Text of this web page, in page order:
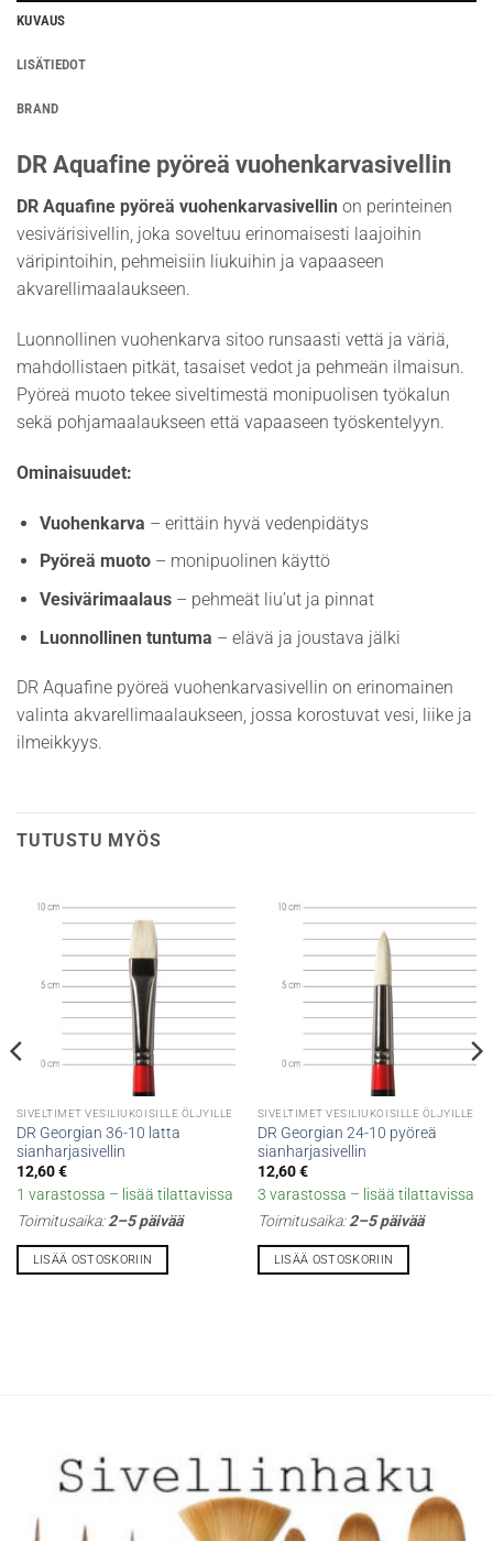
KUVAUS
LISÄTIEDOT
BRAND
DR Aquafine pyöreä vuohenkarvasivellin
DR Aquafine pyöreä vuohenkarvasivellin on perinteinen
vesivärisivellin, joka soveltuu erinomaisesti laajoihin
väripintoihin, pehmeisiin liukuihin ja vapaaseen
akvarellimaalaukseen.
Luonnollinen vuohenkarva sitoo runsaasti vettä ja väriä,
mahdollistaen pitkät, tasaiset vedot ja pehmeän ilmaisun.
Pyöreä muoto tekee siveltimestä monipuolisen työkalun
sekä pohjamaalaukseen että vapaaseen työskentelyyn.
Ominaisuudet:
Vuohenkarva – erittäin hyvä vedenpidätys
Pyöreä muoto– monipuolinen käyttö
Vesivärimaalaus– pehmeät liu’ut ja pinnat
Luonnollinen tuntuma – elävä ja joustava jälki
DR Aquafine pyöreä vuohenkarvasivellin on erinomainen
valinta akvarellimaalaukseen, jossa korostuvat vesi, liike ja
ilmeikkyys.
TUTUSTU MYÖS
SIVELTIMET VESILIUKOISILLE ÖLJYILLE
DR Georgian 36-10 latta
sianharjasivellin
12,60€
1 varastossa – lisää tilattavissa
Toimitusaika:2–5 päivää
LISÄÄ OSTOSKORIIN
SIVELTIMET VESILIUKOISILLE ÖLJYILLE
DR Georgian 24-10 pyöreä
sianharjasivellin
12,60€
3 varastossa – lisää tilattavissa
Toimitusaika:2–5 päivää
LISÄÄ OSTOSKORIIN